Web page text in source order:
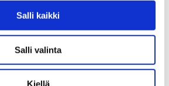
Salli kaikki
Salli valinta
Kiellä
rakentuu
saariston sähköverkkoa
Työn myötä alueelle
joka parantaa sähkönjakelun